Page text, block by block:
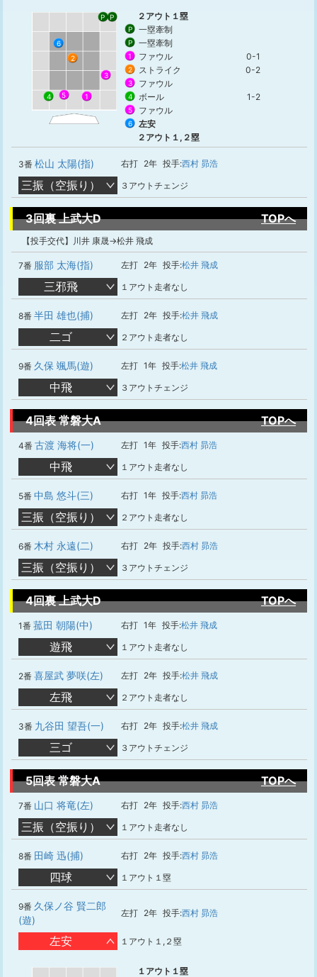
P
P
1
2
3
4 5
6
２アウト１塁
P 一塁牽制
P 一塁牽制
1 ファウル 0-1
2 ストライク 0-2
3 ファウル
4 ボール 1-2
5 ファウル
6
左安
２アウト１,２塁
3番 松山 太陽(指) 右打 2年 投手:西村 昴浩
三振（空振り） ３アウトチェンジ
3回裏 上武大D TOPへ
【投手交代】川井 康晟→松井 飛成
7番 服部 太海(指) 左打 2年 投手:松井 飛成
三邪飛 １アウト走者なし
8番 半田 雄也(捕) 左打 2年 投手:松井 飛成
二ゴ ２アウト走者なし
9番 久保 颯馬(遊) 左打 1年 投手:松井 飛成
中飛 ３アウトチェンジ
4回表 常磐大A TOPへ
4番 古渡 海将(一) 左打 1年 投手:西村 昴浩
中飛 １アウト走者なし
5番 中島 悠斗(三) 右打 1年 投手:西村 昴浩
三振（空振り） ２アウト走者なし
6番 木村 永遠(二) 右打 2年 投手:西村 昴浩
三振（空振り） ３アウトチェンジ
4回裏 上武大D TOPへ
1番 菰田 朝陽(中) 右打 1年 投手:松井 飛成
遊飛 １アウト走者なし
2番 喜屋武 夢咲(左) 左打 2年 投手:松井 飛成
左飛 ２アウト走者なし
3番 九谷田 望吾(一) 右打 2年 投手:松井 飛成
三ゴ ３アウトチェンジ
5回表 常磐大A TOPへ
7番 山口 将竜(左) 右打 2年 投手:西村 昴浩
三振（空振り） １アウト走者なし
8番 田崎 迅(捕) 右打 2年 投手:西村 昴浩
四球 １アウト１塁
9番 久保ノ谷 賢二郎
(遊)
左打 2年 投手:西村 昴浩
左安 １アウト１,２塁
１アウト１塁